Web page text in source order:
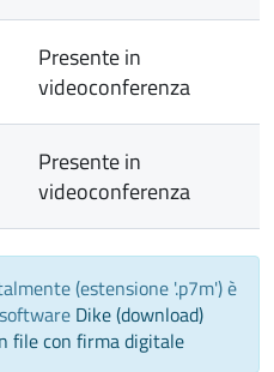
Presente in
videoconferenza
Presente in
videoconferenza
(estensione '.p7m') è
Dike (download)
file con firma digitale